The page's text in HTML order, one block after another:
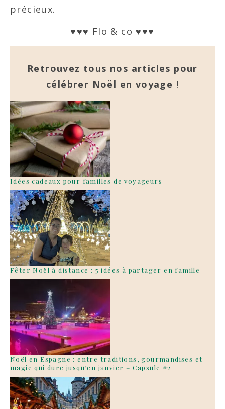
précieux.
♥♥♥ Flo & co ♥♥♥
Retrouvez tous nos articles pour
célébrer Noël en voyage !
Idées cadeaux pour familles de voyageurs
Fêter Noël à distance : 5 idées à partager en famille
Noël en Espagne : entre traditions, gourmandises et
magie qui dure jusqu’en janvier – Capsule #2